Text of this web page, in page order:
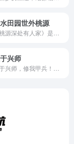
田园世外桃源
兴师